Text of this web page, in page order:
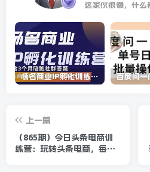
这家伙很懒，什么
杨名商业IP孵化训练营，从商业到内容到转化一站式学 价值5980元
上一篇
（865期）今日头条电商训
练营：玩转头条电商，每月3